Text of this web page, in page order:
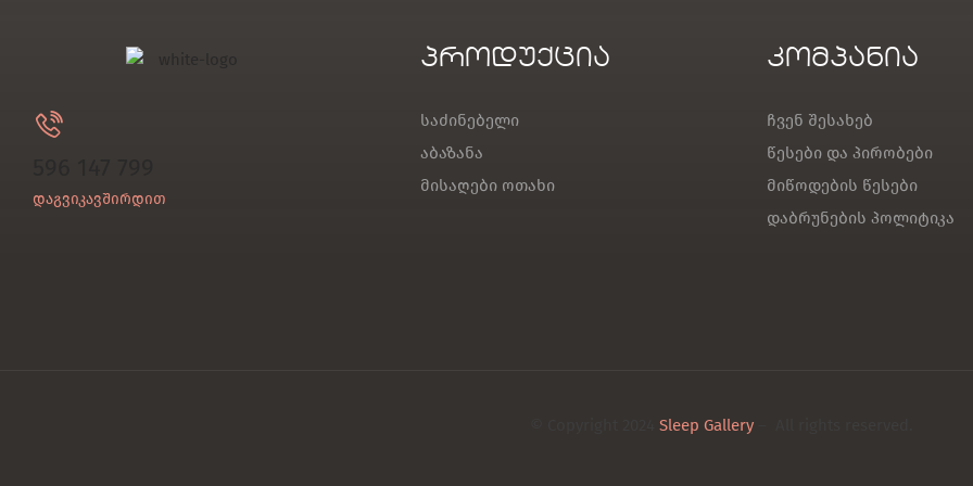
დაგვიკავშირდით
პროდუქცია
საძინებელი
აბაზანა
მისაღები ოთახი
კომპანია
ჩვენ შესახებ
წესები და პირობები
მიწოდების წესები
დაბრუნების პოლიტიკა
Sleep Gallery